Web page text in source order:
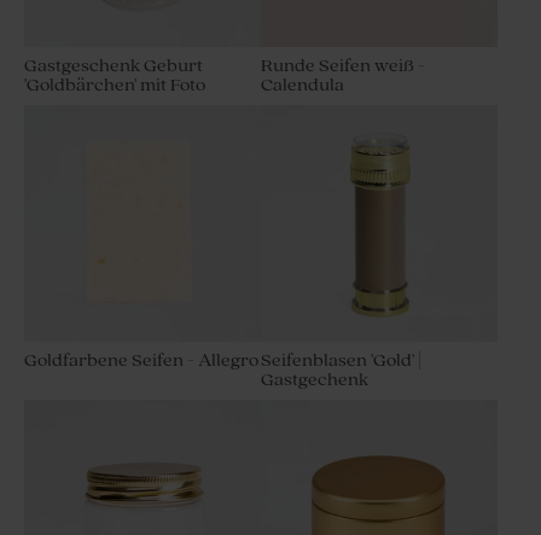
Gastgeschenk Geburt
'Goldbärchen' mit Foto
Runde Seifen weiß -
Calendula
Goldfarbene Seifen - AllegroSeifenblasen 'Gold' |
Gastgechenk